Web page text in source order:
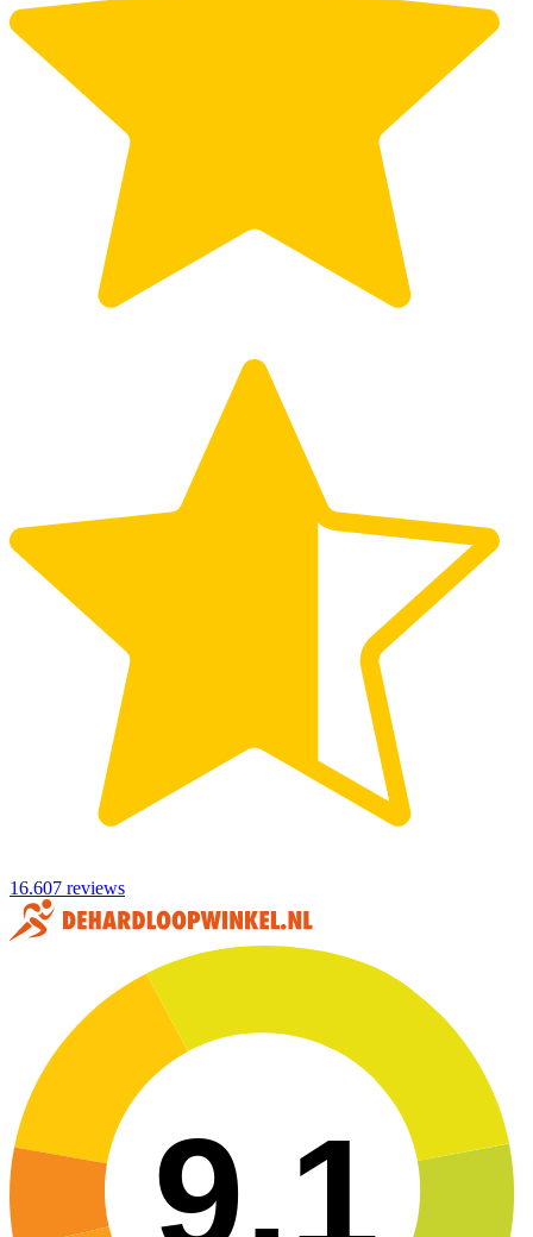
16.607 reviews
9,1